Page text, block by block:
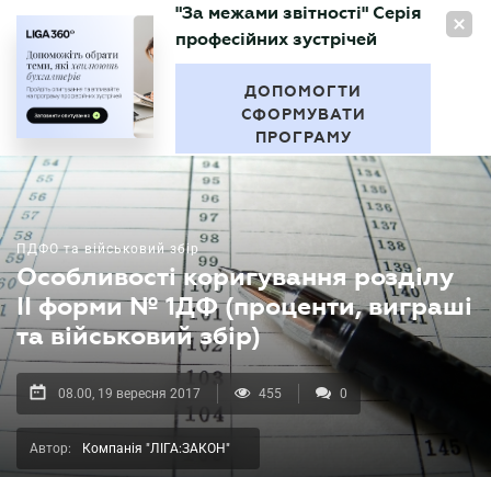
UA
БУХГАЛТЕР
"За межами звітності" Серія
професійних зустрічей
ДОПОМОГТИ
СФОРМУВАТИ
ПРОГРАМУ
ПДФО та військовий збір
Особливості коригування розділу
ІІ форми № 1ДФ (проценти, виграші
та військовий збір)
08.00, 19 вересня 2017 455 0
Автор: Компанія "ЛІГА:ЗАКОН"